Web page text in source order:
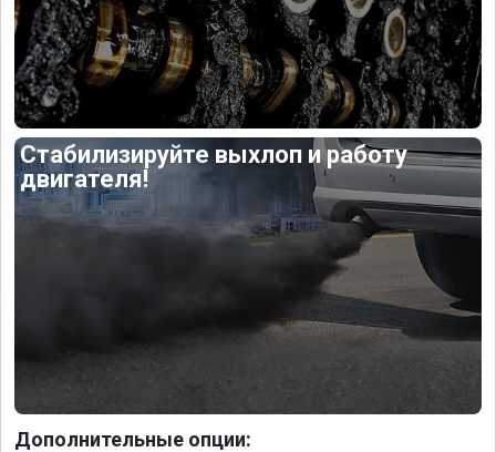
Стабилизируйте выхлоп и работу
двигателя!
Дополнительные опции: